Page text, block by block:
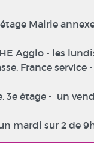
Mairie
Agglo - les
France service
3e étage - un
mardi sur 2 de